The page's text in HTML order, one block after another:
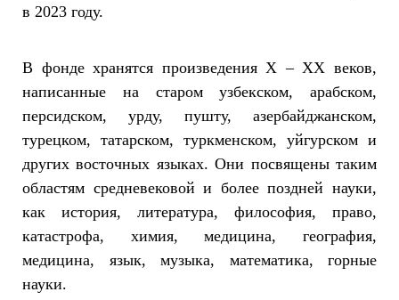
в 2023 году.
В фонде хранятся произведения X – XX веков,
написанные на старом узбекском, арабском,
персидском, урду, пушту, азербайджанском,
турецком, татарском, туркменском, уйгурском и
других восточных языках. Они посвящены таким
областям средневековой и более поздней науки,
как история, литература, философия, право,
катастрофа, химия, медицина, география,
медицина, язык, музыка, математика, горные
науки.